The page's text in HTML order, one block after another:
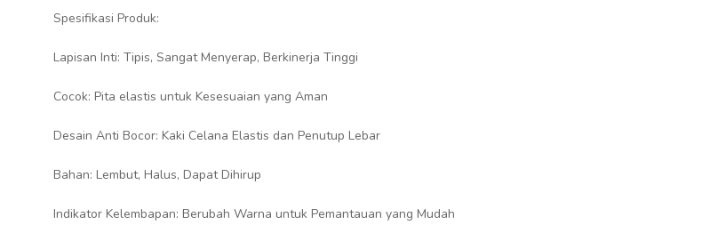
Spesifikasi Produk:
Lapisan Inti: Tipis, Sangat Menyerap, Berkinerja Tinggi
Cocok: Pita elastis untuk Kesesuaian yang Aman
Desain Anti Bocor: Kaki Celana Elastis dan Penutup Lebar
Bahan: Lembut, Halus, Dapat Dihirup
Indikator Kelembapan: Berubah Warna untuk Pemantauan yang Mudah